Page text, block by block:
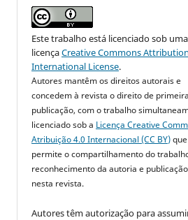
Este trabalho está licenciado sob uma
licençaCreative Commons
International License.
Autores mantêm os direitos autorais e
concedem à revista o direito de
publicação, com o trabalho
licenciado sob a Licença Creative
Atribuição 4.0 Internacional (CC BY)que
permite o compartilhamento do
reconhecimento da autoria e
nesta revista.
Autores têm autorização para